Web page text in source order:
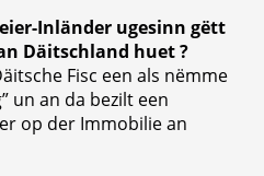
Inländer ugesinn gëtt
Däitschland huet ?
Fisc een als nëmme
un an da bezilt een
op der Immobilie an